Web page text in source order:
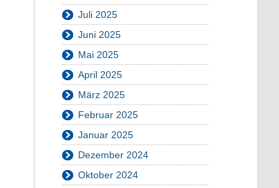
Juli 2025
Juni 2025
Mai 2025
April 2025
März 2025
Februar 2025
Januar 2025
Dezember 2024
Oktober 2024